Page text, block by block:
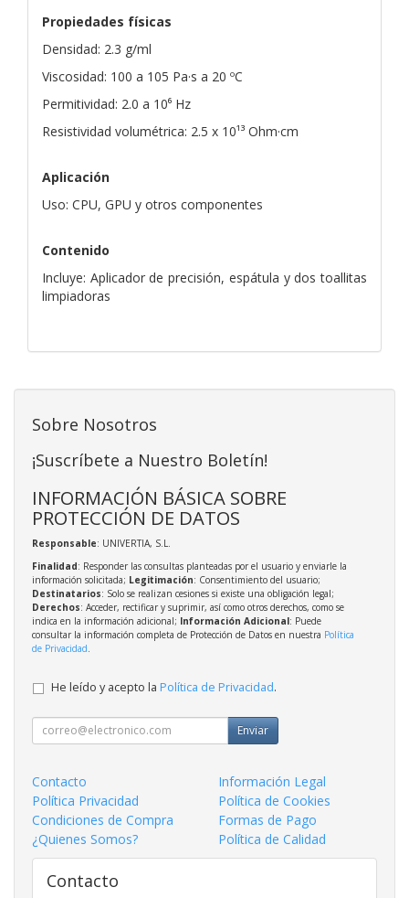
Propiedades físicas
Densidad: 2.3 g/ml
Viscosidad: 100 a 105 Pa·s a 20 ºC
Permitividad: 2.0 a 10⁶ Hz
Resistividad volumétrica: 2.5 x 10¹³ Ohm·cm
Aplicación
Uso: CPU, GPU y otros componentes
Contenido
Incluye: Aplicador de precisión, espátula y dos toallitas
limpiadoras
Sobre Nosotros
¡Suscríbete a Nuestro Boletín!
INFORMACIÓN BÁSICA SOBRE
PROTECCIÓN DE DATOS
Responsable: UNIVERTIA, S.L.
Finalidad: Responder las consultas planteadas por el usuario y enviarle la
información solicitada; Legitimación: Consentimiento del usuario;
Destinatarios: Solo se realizan cesiones si existe una obligación legal;
Derechos: Acceder, rectificar y suprimir, así como otros derechos, como se
indica en la información adicional; Información Adicional: Puede
consultar la información completa de Protección de Datos en nuestra Política
de Privacidad
He leído y acepto la Política de Privacidad.
Enviar
Contacto
Información Legal
Política Privacidad
Política de Cookies
Condiciones de Compra
Formas de Pago
¿Quienes Somos?
Política de Calidad
Contacto